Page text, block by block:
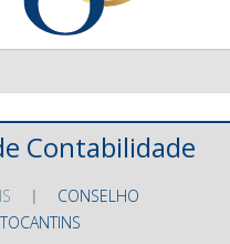
Contabilidade
CONSELHO